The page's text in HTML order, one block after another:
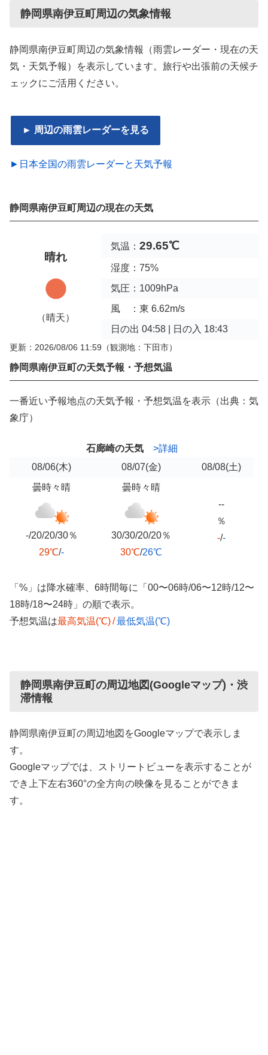
静岡県南伊豆町周辺の気象情報
静岡県南伊豆町周辺の気象情報（雨雲レーダー・現在の天
気・天気予報）を表示しています。旅行や出張前の天候チ
ェックにご活用ください。
► 周辺の雨雲レーダーを見る
►日本全国の雨雲レーダーと天気予報
静岡県南伊豆町周辺の現在の天気
晴れ
（晴天）
気温： 29.65℃
湿度：75%
気圧：1009hPa
風 ：東 6.62m/s
日の出 04:58 | 日の入 18:43
更新：2026/08/06 11:59 （観測地：下田市）
静岡県南伊豆町の天気予報・予想気温
一番近い予報地点の天気予報・予想気温を表示（出典：気
象庁）
石廊崎の天気
>詳細
08/06(木) 08/07(金) 08/08(土)
曇時々晴
-/20/20/30％
29℃/-
曇時々晴
30/30/20/20％
30℃/26℃
--
％
-/-
「%」は降水確率、6時間毎に「00〜06時/06〜12時/12〜
18時/18〜24時」の順で表示。
予想気温は最高気温(℃)/最低気温(℃)
静岡県南伊豆町の周辺地図(Googleマップ)・渋
滞情報
静岡県南伊豆町の周辺地図をGoogleマップで表示しま
す。
Googleマップでは、ストリートビューを表示することが
でき上下左右360°の全方向の映像を見ることができま
す。